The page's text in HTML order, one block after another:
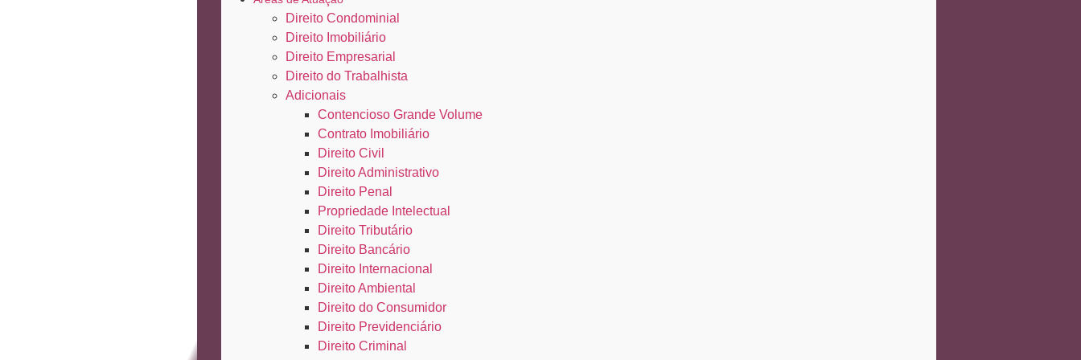
Direito Condominial
Direito Imobiliário
Direito Empresarial
Direito do Trabalhista
Adicionais
Contencioso Grande Volume
Contrato Imobiliário
Direito Civil
Direito Administrativo
Direito Penal
Propriedade Intelectual
Direito Tributário
Direito Bancário
Direito Internacional
Direito Ambiental
Direito do Consumidor
Direito Previdenciário
Direito Criminal